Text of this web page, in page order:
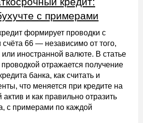
с примерами
формирует проводки с
66 — независимо от того,
или иностранной валюте. В статье
отражается получение
банка, как считать и
что меняется при кредите на
и как правильно отразить
с примерами по каждой